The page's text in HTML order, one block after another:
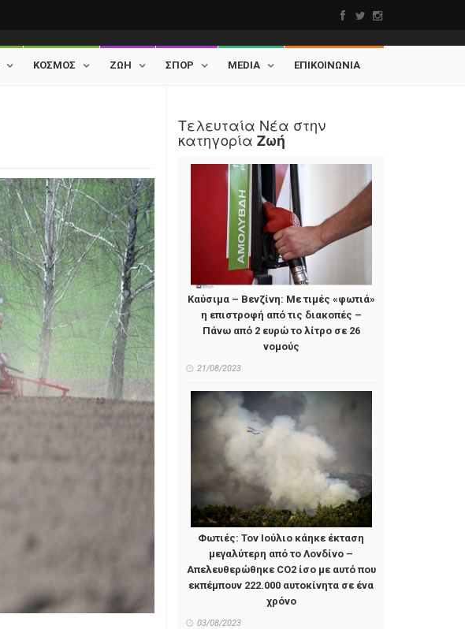
ΚΟΣΜΟΣ ΖΩΗ ΣΠΟΡ MEDIA ΕΠΙΚΟΙΝΩΝΙΑ
Τελευταία Νέα στην
κατηγορία Ζωή
Καύσιμα – Βενζίνη: Με τιμές «φωτιά»
η επιστροφή από τις διακοπές –
Πάνω από 2 ευρώ το λίτρο σε 26
νομούς
21/08/2023
Φωτιές: Τον Ιούλιο κάηκε έκταση
μεγαλύτερη από το Λονδίνο –
Απελευθερώθηκε CO2 ίσο με αυτό που
εκπέμπουν 222.000 αυτοκίνητα σε ένα
χρόνο
03/08/2023